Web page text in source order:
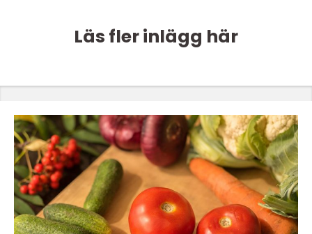
Läs fler inlägg här